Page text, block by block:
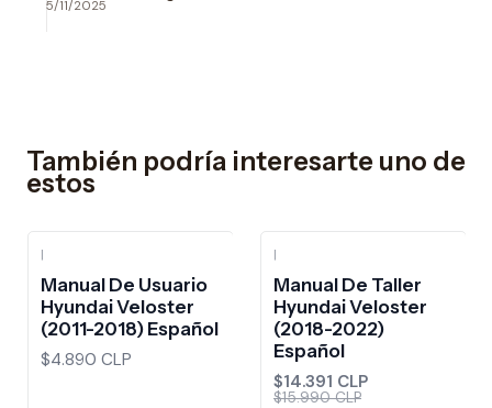
5/11/2025
También podría interesarte uno de
estos
|
Manual De Usuario
Hyundai Veloster
(2011-2018) Español
$4.890 CLP
|
Manual De Taller
Hyundai Veloster
(2018-2022)
Español
$14.391 CLP
$15.990 CLP